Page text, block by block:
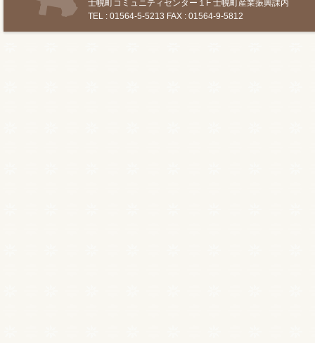
士幌町コミュニティセンター１F 士幌町産業振興課内
TEL : 01564-5-5213 FAX : 01564-9-5812